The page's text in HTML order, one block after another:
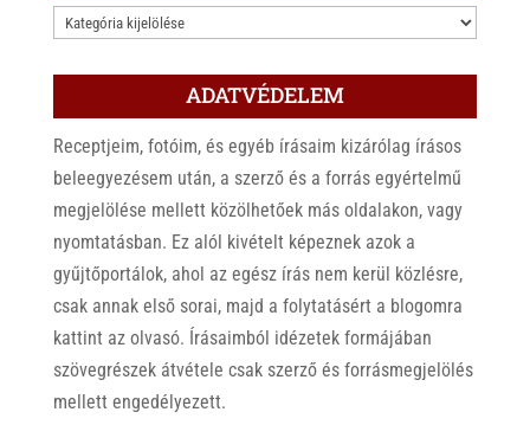
KATEGÓRIÁK
ADATVÉDELEM
Receptjeim, fotóim, és egyéb írásaim kizárólag írásos
beleegyezésem után, a szerző és a forrás egyértelmű
megjelölése mellett közölhetőek más oldalakon, vagy
nyomtatásban. Ez alól kivételt képeznek azok a
gyűjtőportálok, ahol az egész írás nem kerül közlésre,
csak annak első sorai, majd a folytatásért a blogomra
kattint az olvasó. Írásaimból idézetek formájában
szövegrészek átvétele csak szerző és forrásmegjelölés
mellett engedélyezett.